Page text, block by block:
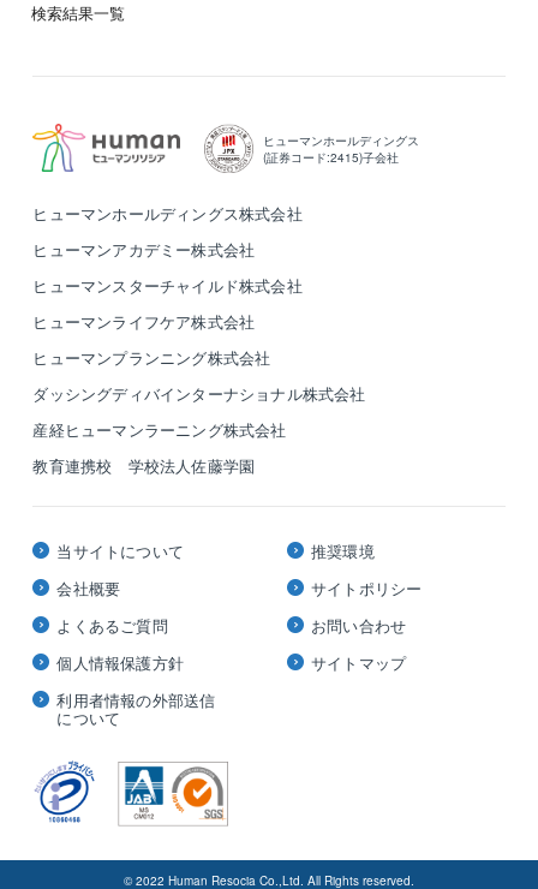
検索結果一覧
ヒューマンホールディングス
(証券コード:2415)子会社
ヒューマンホールディングス株式会社
ヒューマンアカデミー株式会社
ヒューマンスターチャイルド株式会社
ヒューマンライフケア株式会社
ヒューマンプランニング株式会社
ダッシングディバインターナショナル株式会社
産経ヒューマンラーニング株式会社
教育連携校 学校法人佐藤学園
当サイトについて
会社概要
よくあるご質問
個人情報保護方針
利用者情報の外部送信
について
推奨環境
サイトポリシー
お問い合わせ
サイトマップ
© 2022 Human Resocia Co.,Ltd. All Rights reserved.